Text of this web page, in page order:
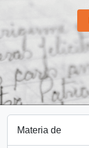
Materia de